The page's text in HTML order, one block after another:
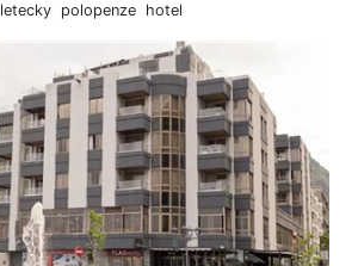
letecky polopenze hotel